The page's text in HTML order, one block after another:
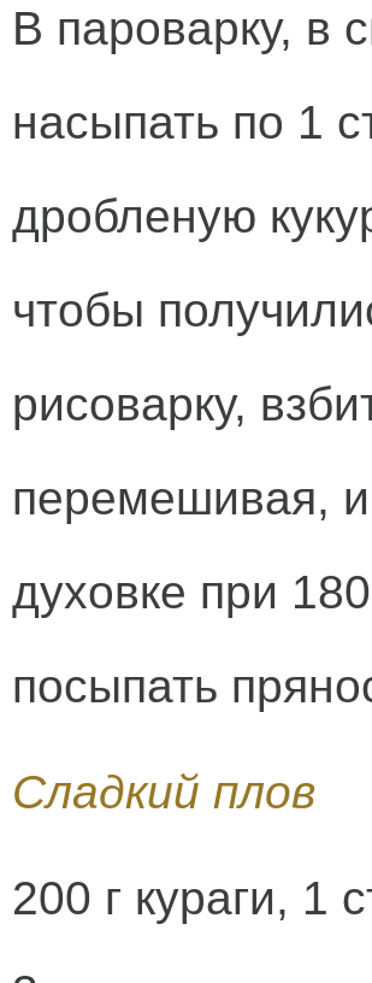
В пароварку, в
насыпать по 1
дробленую
чтобы
рисоварку,
перемешивая, и
духовке при
посыпать
Сладкий плов
200 г кураги, 1